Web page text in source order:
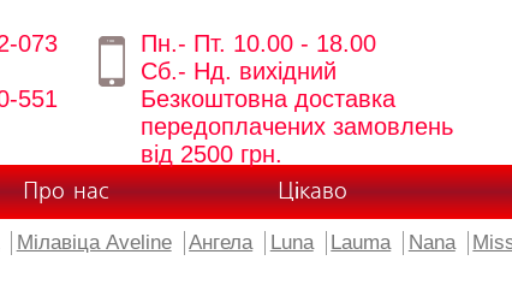
073
551
Пн.- Пт. 10.00 - 18.00
Сб.- Нд. вихідний
Безкоштовна доставка
передоплачених замовлень
від 2500 грн.
Про нас Цікаво
Мілавіца Aveline Ангела Luna Lauma Nana